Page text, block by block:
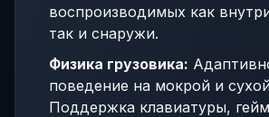
воспроизводимых как
так и снаружи.
Физика грузовика:
поведение на мокрой и
Поддержка клавиатуры,